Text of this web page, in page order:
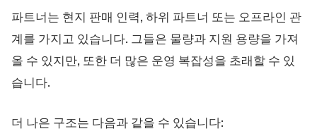
파트너는 현지 판매 인력, 하위 파트너 또는 오프라인 관
계를 가지고 있습니다. 그들은 물량과 지원 용량을 가져
올 수 있지만, 또한 더 많은 운영 복잡성을 초래할 수 있
습니다.
더 나은 구조는 다음과 같을 수 있습니다: